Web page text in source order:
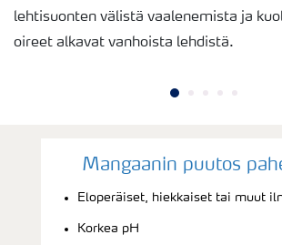
lehtisuonten välistä vaalenemista ja
oireet alkavat vanhoista lehdistä.
Mangaanin puutos
Eloperäiset, hiekkaiset tai muut
Korkea pH